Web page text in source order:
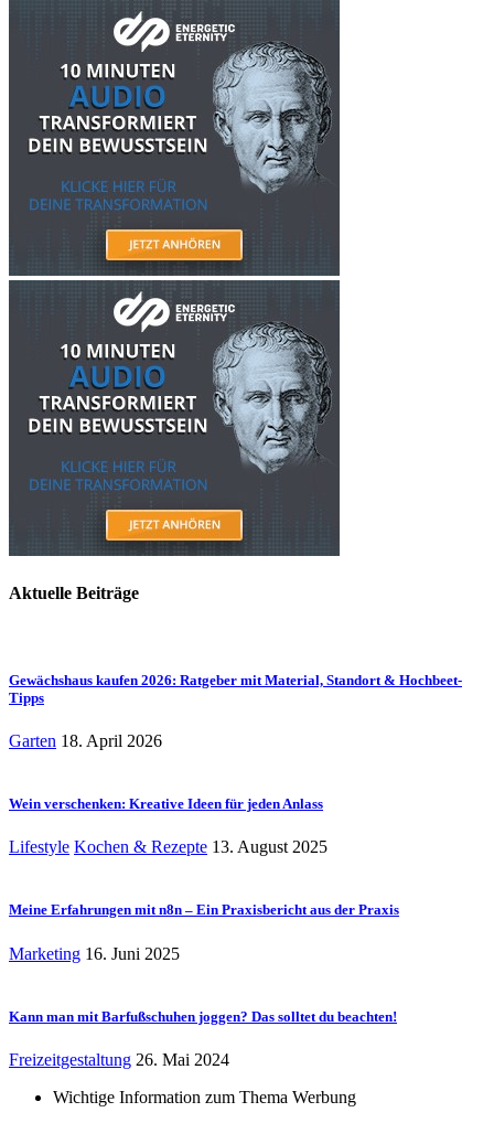
Aktuelle Beiträge
Gewächshaus kaufen 2026: Ratgeber mit Material, Standort & Hochbeet-
Tipps
Garten 18. April 2026
Wein verschenken: Kreative Ideen für jeden Anlass
Lifestyle Kochen & Rezepte 13. August 2025
Meine Erfahrungen mit n8n – Ein Praxisbericht aus der Praxis
Marketing 16. Juni 2025
Kann man mit Barfußschuhen joggen? Das solltet du beachten!
Freizeitgestaltung 26. Mai 2024
Wichtige Information zum Thema Werbung